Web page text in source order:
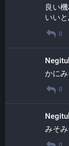
良い
いい
0
かに
0
みそ